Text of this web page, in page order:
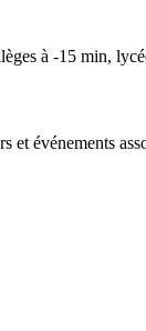
à -15 min,
et événements